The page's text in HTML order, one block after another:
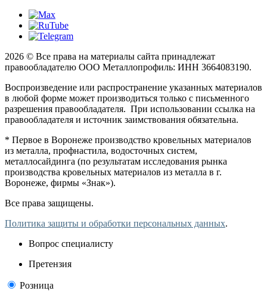
2026 © Все права на материалы сайта принадлежат
правообладателю ООО Металлопрофиль: ИНН 3664083190.
Воспроизведение или распространение указанных материалов
в любой форме может производиться только с письменного
разрешения правообладателя. При использовании ссылка на
правообладателя и источник заимствования обязательна.
* Первое в Воронеже производство кровельных материалов
из металла, профнастила, водосточных систем,
металлосайдинга (по результатам исследования рынка
производства кровельных материалов из металла в г.
Воронеже, фирмы «Знак»).
Все права защищены.
Политика защиты и обработки персональных данных.
Вопрос специалисту
Претензия
Розница